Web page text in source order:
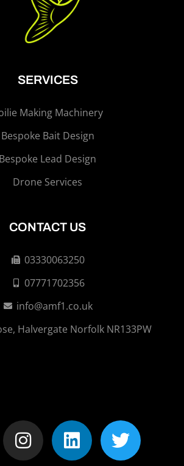
SERVICES
Making Machinery
Bespoke Bait Design
Bespoke Lead Design
Drone Services
CONTACT US
03330063250
07771702356
info@amf1.co.uk
Halvergate Norfolk NR133PW